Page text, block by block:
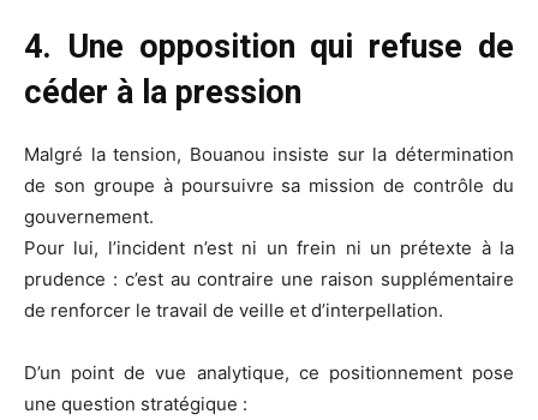
4. Une opposition qui refuse de
céder à la pression
Malgré la tension, Bouanou insiste sur la détermination
de son groupe à poursuivre sa mission de contrôle du
gouvernement.
Pour lui, l’incident n’est ni un frein ni un prétexte à la
prudence : c’est au contraire une raison supplémentaire
de renforcer le travail de veille et d’interpellation.
D’un point de vue analytique, ce positionnement pose
une question stratégique :